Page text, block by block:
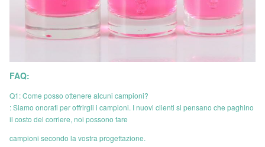
FAQ:
Q1: Come posso ottenere alcuni campioni?
: Siamo onorati per offrirgli i campioni. I nuovi clienti si pensano che paghino
il costo del corriere, noi possono fare
campioni secondo la vostra progettazione.